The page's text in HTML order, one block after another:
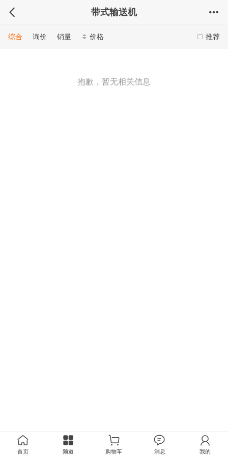
带式输送机
推荐
综合 询价 销量 价格
抱歉，暂无相关信息
首页 频道 购物车 消息 我的